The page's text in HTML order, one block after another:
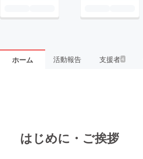
ホーム 活動報告 支援者4
はじめに・ご挨拶